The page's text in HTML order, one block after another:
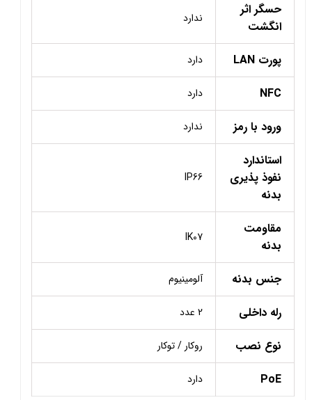
حسگر اثر
انگشت
ندارد
پورت LAN دارد
NFC دارد
ورود با رمز ندارد
استاندارد
نفوذ پذیری
بدنه
IP66
مقاومت
بدنه
IK07
جنس بدنه آلومینیوم
رله داخلی 2 عدد
نوع نصب روکار / توکار
PoE دارد